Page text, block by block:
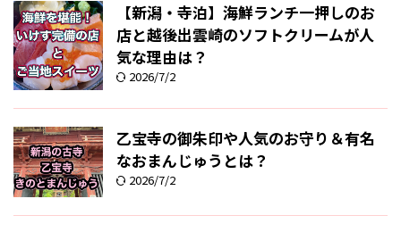
【新潟・寺泊】海鮮ランチ一押しのお
店と越後出雲崎のソフトクリームが人
気な理由は？
2026/7/2
乙宝寺の御朱印や人気のお守り＆有名
なおまんじゅうとは？
2026/7/2